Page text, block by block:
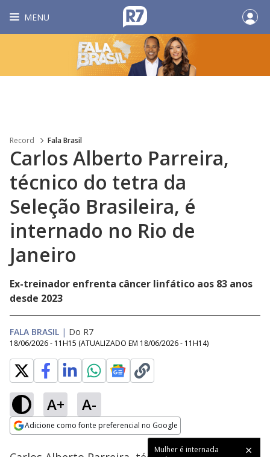
MENU
Record Fala Brasil
Carlos Alberto Parreira,
técnico do tetra da
Seleção Brasileira, é
internado no Rio de
Janeiro
Ex-treinador enfrenta câncer linfático aos 83 anos
desde 2023
FALA BRASIL | Do R7
18/06/2026 - 11H15 (ATUALIZADO EM 18/06/2026 - 11H14)
A+ A-
Adicione como fonte preferencial no Google
Mulher é internada
Ativar
100.00%